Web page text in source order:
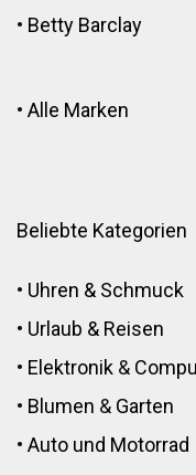
• Betty Barclay
• Alle Marken
Beliebte Kategorien
• Uhren & Schmuck
• Urlaub & Reisen
• Elektronik &
• Blumen & Garten
• Auto und Motorrad